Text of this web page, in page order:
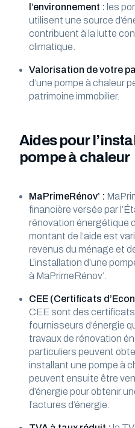
l’environnement : les
utilisent une source
contribuent à la lutte
climatique.
Valorisation de votre
d’une pompe à chaleur
patrimoine immobilier.
Aides pour
pompe à chaleur
MaPrimeRénov’ :
financière versée par
rénovation énergétique
montant de l’aide est
revenus du ménage et
L’installation d’une
à MaPrimeRénov’.
CEE (Certificats
CEE sont des
fournisseurs d’énergie
travaux de rénovation
particuliers peuvent
installant une pompe à
peuvent ensuite être
d’énergie pour obtenir
factures d’énergie.